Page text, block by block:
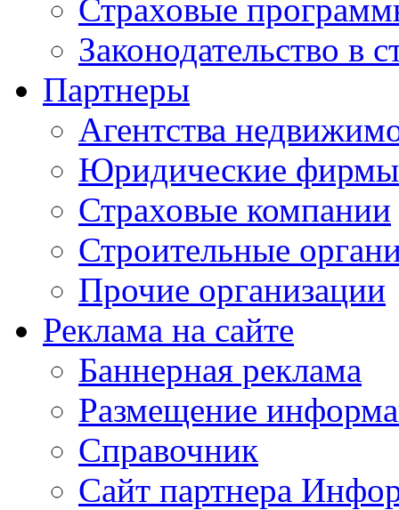
Страховые
Законодательство в
Партнеры
Агентства
Юридические фирмы
Страховые компании
Строительные
Прочие организации
Реклама на сайте
Баннерная реклама
Размещение
Справочник
Сайт партнера